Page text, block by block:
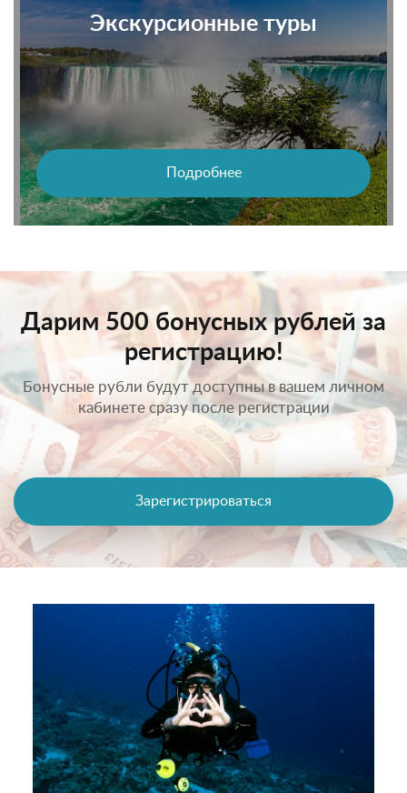
Экскурсионные туры
Подробнее
Дарим 500 бонусных рублей за
регистрацию!
Бонусные рубли будут доступны в вашем личном
кабинете сразу после регистрации
Зарегистрироваться